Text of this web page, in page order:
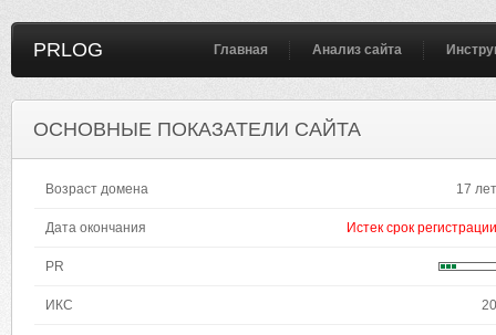
PRLOG Главная Анализ сайта
ОСНОВНЫЕ ПОКАЗАТЕЛИ САЙТА
Возраст домена 17 лет
Дата окончания Истек срок регистрации
PR
ИКС 20